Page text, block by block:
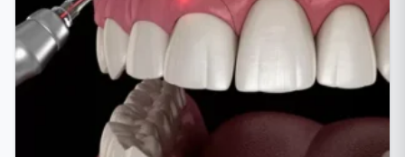
Italiano
Български
Русский